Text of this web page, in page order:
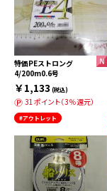
特価PEストロング
4/200m0.6号
￥1,133 (税込)
31ポイント（3％還元）
#アウトレット